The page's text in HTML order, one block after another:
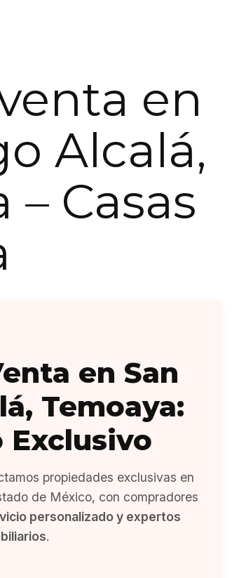
en
Alcalá,
– Casas
en San
Temoaya:
Exclusivo
propiedades exclusivas en
de México, con compradores
personalizado y expertos
.